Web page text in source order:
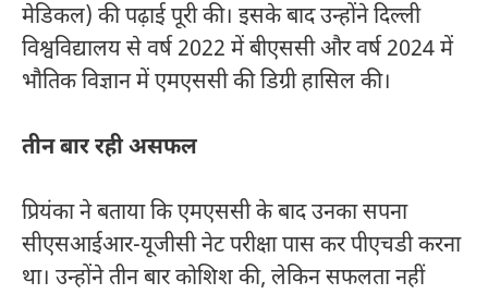
मेडिकल) की पढ़ाई पूरी की। इसके बाद उन्होंने दिल्ली
विश्वविद्यालय से वर्ष 2022 में बीएससी और वर्ष 2024 में
भौतिक विज्ञान में एमएससी की डिग्री हासिल की।
तीन बार रही असफल
प्रियंका ने बताया कि एमएससी के बाद उनका सपना
सीएसआईआर-यूजीसी नेट परीक्षा पास कर पीएचडी करना
था। उन्होंने तीन बार कोशिश की, लेकिन सफलता नहीं